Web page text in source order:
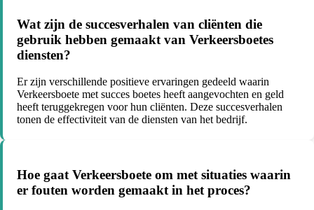
Wat zijn de succesverhalen van cliënten die
gebruik hebben gemaakt van Verkeersboetes
diensten?
Er zijn verschillende positieve ervaringen gedeeld waarin
Verkeersboete met succes boetes heeft aangevochten en geld
heeft teruggekregen voor hun cliënten. Deze succesverhalen
tonen de effectiviteit van de diensten van het bedrijf.
Hoe gaat Verkeersboete om met situaties waarin
er fouten worden gemaakt in het proces?